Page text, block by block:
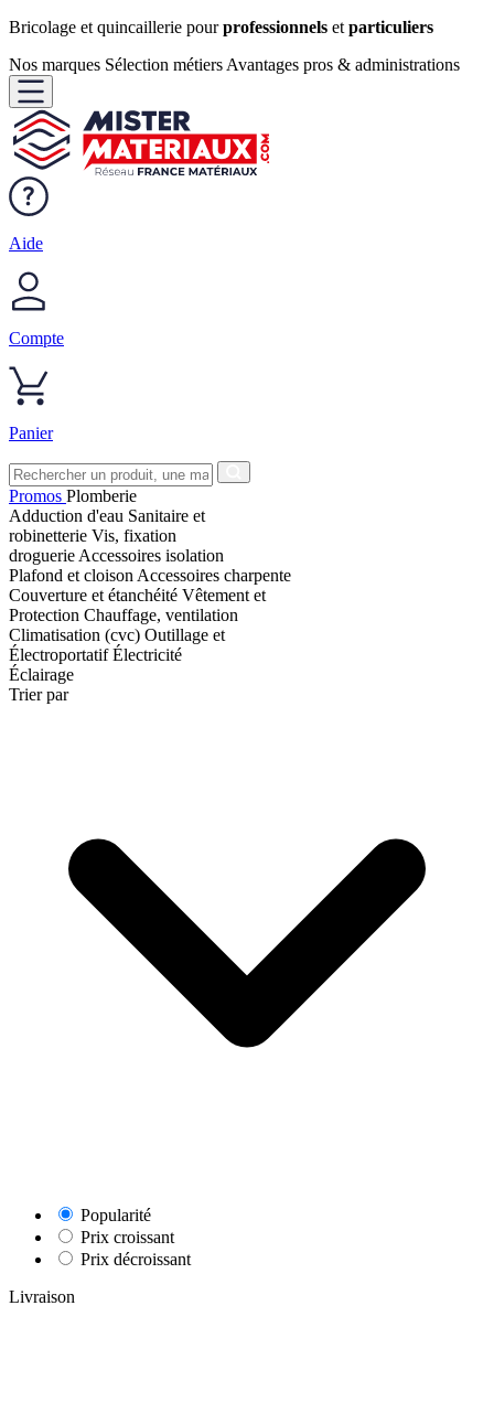
Bricolage et quincaillerie pourprofessionnels et particuliers
Nos marques Sélection métiers Avantages pros & administrations
Aide
Compte
Panier
Promos Plomberie
Adduction d'eau Sanitaire et
robinetterie Vis, fixation
droguerie Accessoires isolation
Plafond et cloison Accessoires charpente
Couverture et étanchéité Vêtement et
Protection Chauffage, ventilation
Climatisation (cvc) Outillage et
ÉlectroportatifÉlectricité
Éclairage
Trier par
Popularité
Prix croissant
Prix décroissant
Livraison